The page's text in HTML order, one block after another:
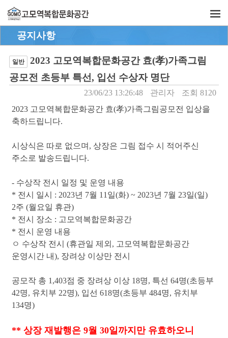
공지사항
일반
2023 고모역복합문화공간 효(孝)가족그림
공모전 초등부 특선, 입선 수상자 명단
23/06/23 13:26:48 관리자
조회 8120
2023 고모역복합문화공간 효(孝)가족그림공모전 입상을
축하드립니다.
시상식은 따로 없으며, 상장은 그림 접수 시 적어주신
주소로 발송드립니다.
- 수상작 전시 일정 및 운영 내용
* 전시 일시 : 2023년 7월 11일(화) ~ 2023년 7월 23일(일)
2주 (월요일 휴관)
* 전시 장소 : 고모역복합문화공간
* 전시 운영 내용
ㅇ 수상작 전시 (휴관일 제외, 고모역복합문화공간
운영시간 내), 장려상 이상만 전시
공모작 총 1,403점 중 장려상 이상 18명, 특선 64명(초등부
42명, 유치부 22명), 입선 618명(초등부 484명, 유치부
134명)
** 상장 재발행은 9월 30일까지만 유효하오니